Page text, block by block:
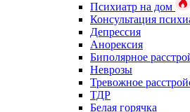
Психиатр на дом
Консультация
Депрессия
Анорексия
Биполярное
Неврозы
Тревожное
ТДР
Белая горячка